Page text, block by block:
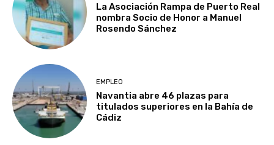
La Asociación Rampa de Puerto Real
nombra Socio de Honor a Manuel
Rosendo Sánchez
EMPLEO
Navantia abre 46 plazas para
titulados superiores en la Bahía de
Cádiz